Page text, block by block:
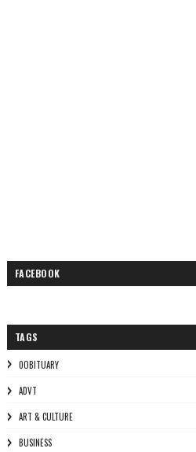
FACEBOOK
TAGS
0OBITUARY
ADVT
ART & CULTURE
BUSINESS